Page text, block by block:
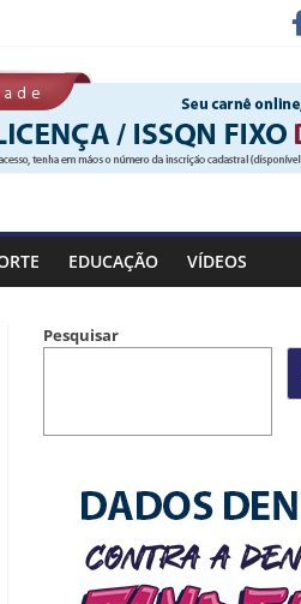
EDUCAÇÃO VÍDEOS
Pesquisar